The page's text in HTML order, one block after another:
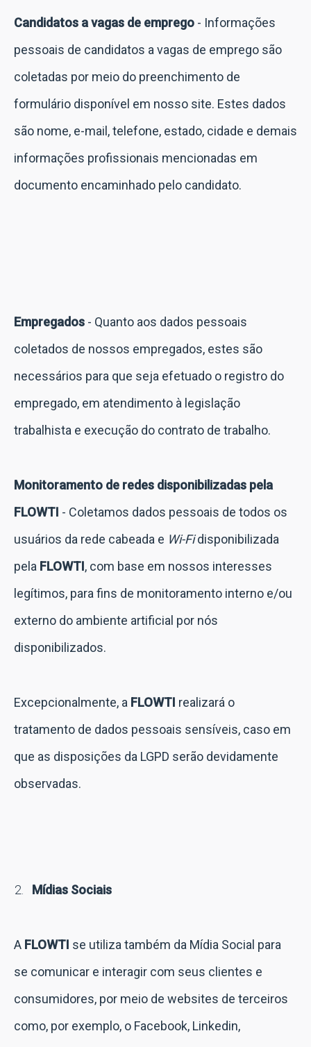
Candidatos a vagas de emprego - Informações
pessoais de candidatos a vagas de emprego são
coletadas por meio do preenchimento de
formulário disponível em nosso site. Estes dados
são nome, e-mail, telefone, estado, cidade e demais
informações profissionais mencionadas em
documento encaminhado pelo candidato.
Empregados - Quanto aos dados pessoais
coletados de nossos empregados, estes são
necessários para que seja efetuado o registro do
empregado, em atendimento à legislação
trabalhista e execução do contrato de trabalho.
Monitoramento de redes disponibilizadas pela
FLOWTI - Coletamos dados pessoais de todos os
usuários da rede cabeada e Wi-Fidisponibilizada
pela FLOWTI, com base em nossos interesses
legítimos, para fins de monitoramento interno e/ou
externo do ambiente artificial por nós
disponibilizados.
Excepcionalmente, a FLOWTI realizará o
tratamento de dados pessoais sensíveis, caso em
que as disposições da LGPD serão devidamente
observadas.
Mídias Sociais
A FLOWTI se utiliza também da Mídia Social para
se comunicar e interagir com seus clientes e
consumidores, por meio de websites de terceiros
como, por exemplo, o Facebook, Linkedin,